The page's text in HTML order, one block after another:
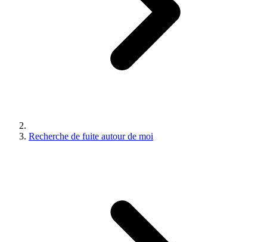
Recherche de fuite autour de moi